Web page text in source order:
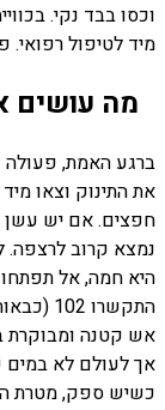
וכסו בבד נקי.
מיד לטיפול רפואי.
מה עושים
ברגע האמת, פעולה
את התינוק וצאו
חפצים. אם יש עשן
נמצא קרוב לרצפה.
היא חמה, אל
אש קטנה ומבוקרת
אך לעולם לא במים
כשיש ספק, מטרת